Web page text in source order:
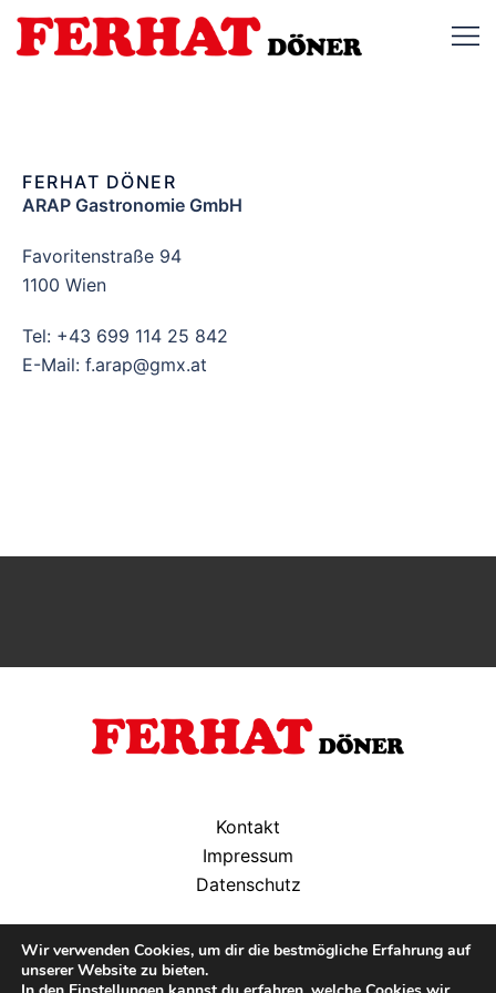
FERHAT DÖNER
ARAP Gastronomie GmbH
Favoritenstraße 94
1100 Wien
Tel: +43 699 114 25 842
E-Mail: f.arap@gmx.at
Kontakt
Impressum
Datenschutz
Öffnungszeiten: Montag bis Sonntag, 11 - 22 Uhr
Wir verwenden Cookies, um dir die bestmögliche Erfahrung auf
unserer Website zu bieten.